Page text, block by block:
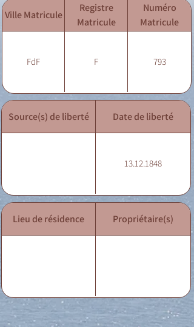
Ville Matricule
Registre
Matricule
Numéro
Matricule
FdF F 793
Source(s) de liberté Date de liberté
13.12.1848
Lieu de résidence Propriétaire(s)